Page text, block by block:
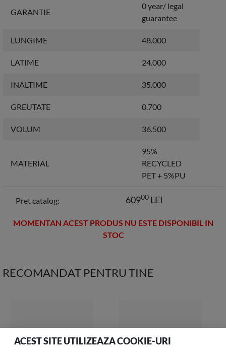
ACEST SITE UTILIZEAZA COOKIE-URI
GARANTIE
0 year/ legal
guarantee
LUNGIME 48.000
LATIME 24.000
INALTIME 35.000
GREUTATE 0.700
VOLUM 36.500
MATERIAL
95%
RECYCLED
PET + 5%PU
Pret catalog: 60900 LEI
MOMENTAN ACEST PRODUS NU ESTE DISPONIBIL IN
STOC
RECOMANDAT PENTRU TINE